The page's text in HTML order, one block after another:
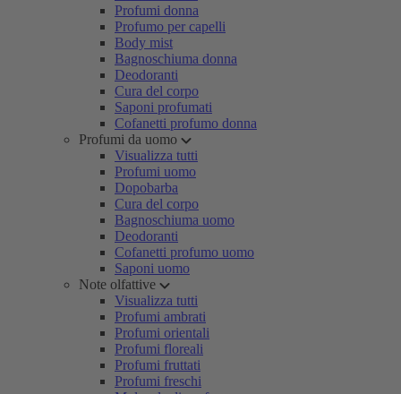
Profumi donna
Profumo per capelli
Body mist
Bagnoschiuma donna
Deodoranti
Cura del corpo
Saponi profumati
Cofanetti profumo donna
Profumi da uomo
Visualizza tutti
Profumi uomo
Dopobarba
Cura del corpo
Bagnoschiuma uomo
Deodoranti
Cofanetti profumo uomo
Saponi uomo
Note olfattive
Visualizza tutti
Profumi ambrati
Profumi orientali
Profumi floreali
Profumi fruttati
Profumi freschi